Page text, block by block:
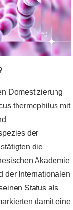
Domestizierung
thermophilus mit
der
die
Akademie
der Internationalen
Status als
damit eine